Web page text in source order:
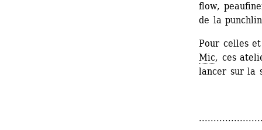
flow,
de la
Pour celles
Mic, ces
lancer sur la